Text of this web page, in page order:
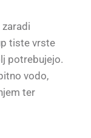
tiste vrste
potrebujejo.
vodo,
ter